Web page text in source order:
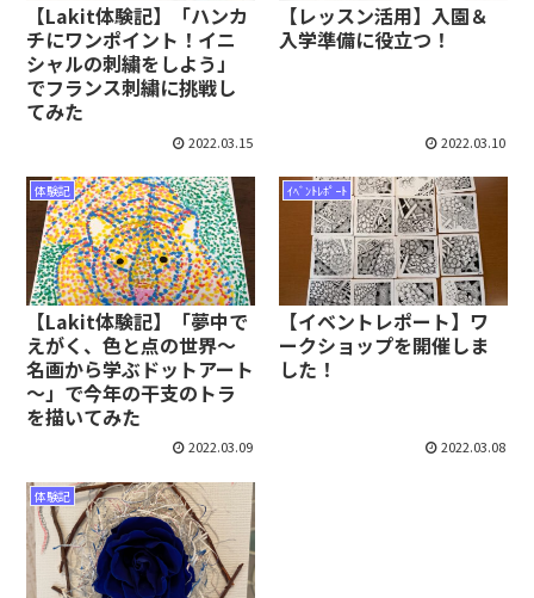
【Lakit体験記】「ハンカ
チにワンポイント！イニ
シャルの刺繍をしよう」
でフランス刺繍に挑戦し
てみた
2022.03.15
【レッスン活用】入園＆
入学準備に役立つ！
2022.03.10
体験記
【Lakit体験記】「夢中で
えがく、色と点の世界～
名画から学ぶドットアート
～」で今年の干支のトラ
を描いてみた
2022.03.09
ｲﾍﾞﾝﾄﾚﾎﾟｰﾄ
【イベントレポート】ワ
ークショップを開催しま
した！
2022.03.08
体験記